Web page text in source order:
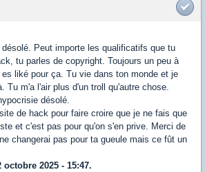
désolé. Peut importe les qualificatifs que tu
tu parles de copyright. Toujours un peu à
liké pour ça. Tu vie dans ton monde et je
Tu m'a l'air plus d'un troll qu'autre chose.
désolé.
de hack pour faire croire que je ne fais que
et c'est pas pour qu'on s'en prive. Merci de
changerai pas pour ta gueule mais ce fût un
2025 - 15:47.